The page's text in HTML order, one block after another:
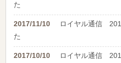
た
2017/11/10
ロイヤル通信
た
2017/10/10
ロイヤル通信